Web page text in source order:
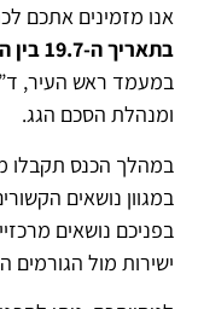
אנו מזמינים אתכם
בתאריך ה-19.7 בין השעות 19:00-20:30.
במעמד ראש העיר,
ומנהלת הסכם הגג.
במהלך הכנס תקבלו
במגוון נושאים
בפניכם נושאים
ישירות מול הגורמים